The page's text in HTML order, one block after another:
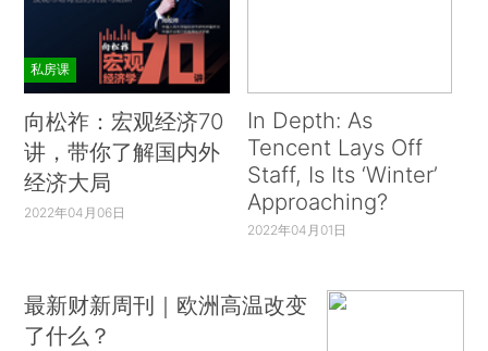
私房课
向松祚：宏观经济70
讲，带你了解国内外
经济大局
2022年04月06日
In Depth: As
Tencent Lays Off
Staff, Is Its ‘Winter’
Approaching?
2022年04月01日
最新财新周刊｜欧洲高温改变
了什么？